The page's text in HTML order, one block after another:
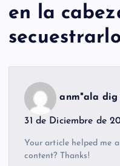
en la
secuestrarlo
anm"ala
31 de Diciembre de
Your article helped me
content? Thanks!